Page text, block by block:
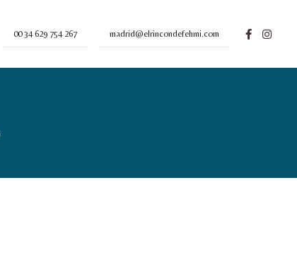
00 34 629 754 267 madrid@elrincondefehmi.com